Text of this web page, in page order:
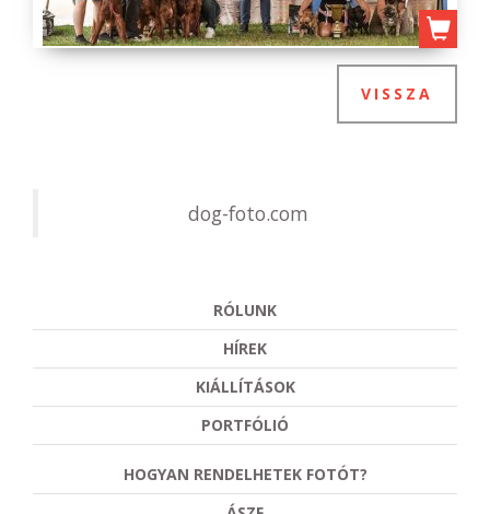
VISSZA
dog-foto.com
RÓLUNK
HÍREK
KIÁLLÍTÁSOK
PORTFÓLIÓ
HOGYAN RENDELHETEK FOTÓT?